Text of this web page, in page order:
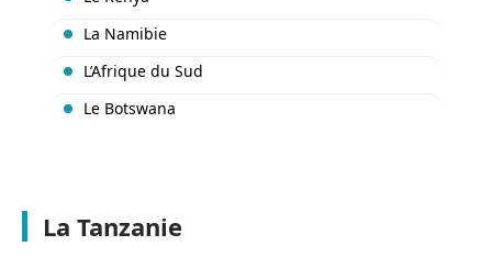
La Namibie
L’Afrique du Sud
Le Botswana
La Tanzanie